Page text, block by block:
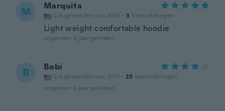
M Marquita
Lid geworden van 2016 · 3 beoordelingen
Light weight comfortable hoodie
ongeveer 6 jaar geleden
B Bobi
Lid geworden van 2017 · 25 beoordelingen
ongeveer 6 jaar geleden